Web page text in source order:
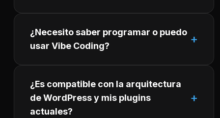
¿Necesito saber programar o puedo
usar Vibe Coding?
¿Es compatible con la arquitectura
de WordPress y mis plugins
actuales?